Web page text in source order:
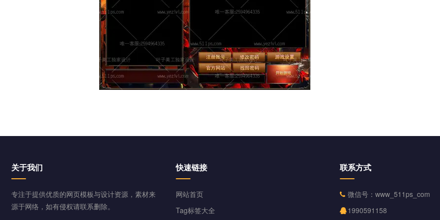
关于我们
专注于提供优质的网页模板与设计资源，素材来
源于网络，如有侵权请联系删除。
快速链接
网站首页
Tag标签大全
联系方式
微信号：www_511ps_com
1990591158